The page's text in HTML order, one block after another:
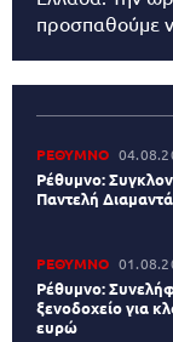
προσπαθούμε
ΡΕΘΥΜΝΟ
Ρέθυμνο:
Παντελή
ΡΕΘΥΜΝΟ
Ρέθυμνο:
ξενοδοχείο για
ευρώ